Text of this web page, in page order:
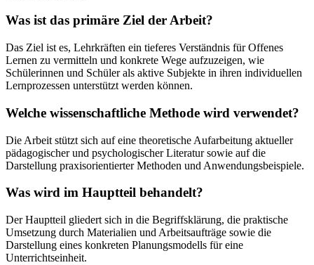
Was ist das primäre Ziel der Arbeit?
Das Ziel ist es, Lehrkräften ein tieferes Verständnis für Offenes
Lernen zu vermitteln und konkrete Wege aufzuzeigen, wie
Schülerinnen und Schüler als aktive Subjekte in ihren individuellen
Lernprozessen unterstützt werden können.
Welche wissenschaftliche Methode wird verwendet?
Die Arbeit stützt sich auf eine theoretische Aufarbeitung aktueller
pädagogischer und psychologischer Literatur sowie auf die
Darstellung praxisorientierter Methoden und Anwendungsbeispiele.
Was wird im Hauptteil behandelt?
Der Hauptteil gliedert sich in die Begriffsklärung, die praktische
Umsetzung durch Materialien und Arbeitsaufträge sowie die
Darstellung eines konkreten Planungsmodells für eine
Unterrichtseinheit.